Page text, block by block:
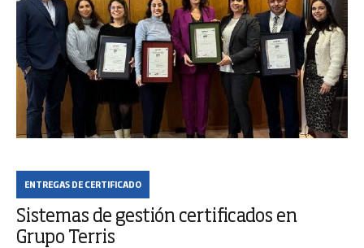
ENTREGAS DE CERTIFICADO
Sistemas de gestión certificados en
Grupo Terris